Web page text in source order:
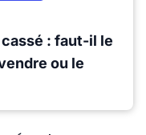
: faut-il le
ou le